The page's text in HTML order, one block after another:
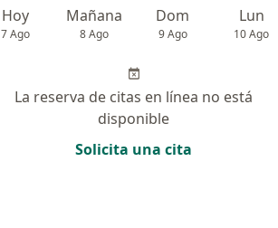
Hoy
7 Ago
Mañana
8 Ago
Dom
9 Ago
Lun
10 Ago
La reserva de citas en línea no está
disponible
Solicita una cita